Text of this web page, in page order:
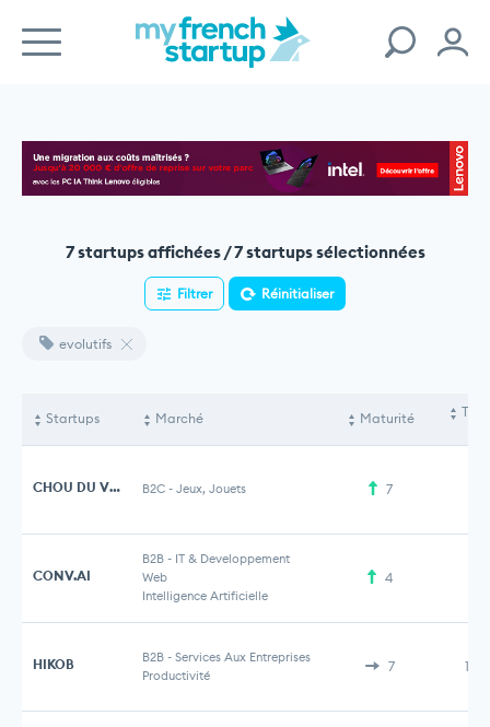
7 startups affichées / 7 startups sélectionnées
Filtrer Réinitialiser
evolutifs
Startups Marché Maturité
CHOU DU VOLANT B2C - Jeux, Jouets 7
CONV.AI
B2B - IT & Developpement
Web
Intelligence Artificielle
4
HIKOB B2B - Services Aux Entreprises
Productivité
7